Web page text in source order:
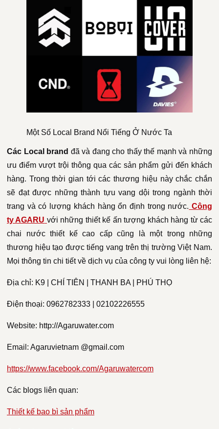
Một Số Local Brand Nổi Tiếng Ở Nước Ta
Các Local brand đã và đang cho thấy thế mạnh và những
ưu điểm vượt trội thông qua các sản phẩm gửi đến khách
hàng. Trong thời gian tới các thương hiệu này chắc chắn
sẽ đạt được những thành tựu vang dội trong ngành thời
trang và có lượng khách hàng ổn định trong nước. Công
ty AGARU với những thiết kế ấn tượng khách hàng từ các
chai nước thiết kế cao cấp cũng là một trong những
thương hiệu tạo được tiếng vang trên thị trường Việt Nam.
Mọi thông tin chi tiết về dịch vụ của công ty vui lòng liên hệ:
Địa chỉ: K9 | CHÍ TIÊN | THANH BA | PHÚ THỌ
Điện thoại: 0962782333 | 02102226555
Website: http://Agaruwater.com
Email: Agaruvietnam @gmail.com
https://www.facebook.com/Agaruwatercom
Các blogs liên quan:
Thiết kế bao bì sản phẩm